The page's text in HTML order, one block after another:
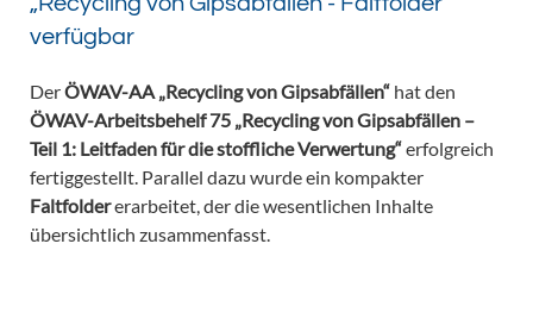
verfügbar
DerÖWAV-AA „Recycling von Gipsabfällen“ hat den
ÖWAV-Arbeitsbehelf 75 „Recycling von Gipsabfällen –
Teil 1: Leitfaden für die stoffliche Verwertung“erfolgreich
fertiggestellt. Parallel dazu wurde ein kompakter
Faltfoldererarbeitet, der die wesentlichen Inhalte
übersichtlich zusammenfasst.